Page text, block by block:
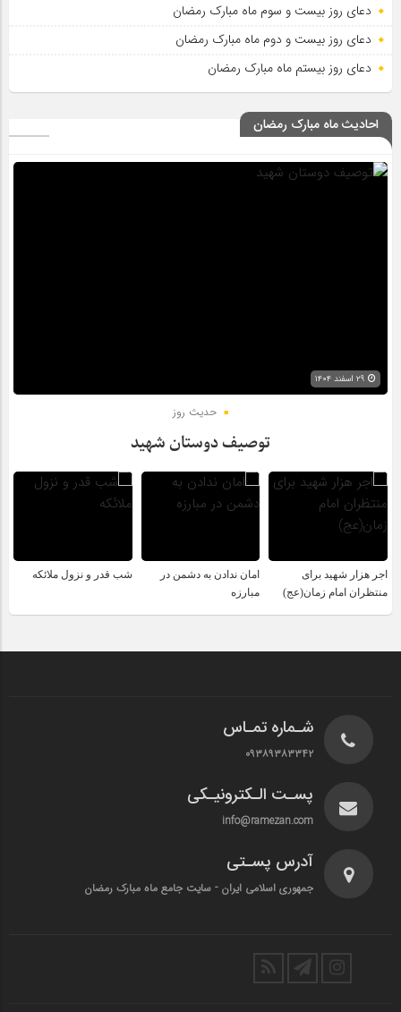
دعای روز بیست و سوم ماه مبارک رمضان
دعای روز بیست و دوم ماه مبارک رمضان
دعای روز بیستم ماه مبارک رمضان
احادیث ماه مبارک رمضان
حدیث روز
توصیف دوستان شهید
اجر هزار شهید برای
منتظران امام زمان(عج)
امان ندادن به دشمن در
مبارزه
شب قدر و نزول ملائکه
شـماره تمـاس
۰۹۳۸۹۳۸۳۳۴۲
پسـت الـکترونیـکی
info@ramezan.com
آدرس پسـتی
جمهوری اسلامی ایران - سایت جامع ماه مبارک رمضان